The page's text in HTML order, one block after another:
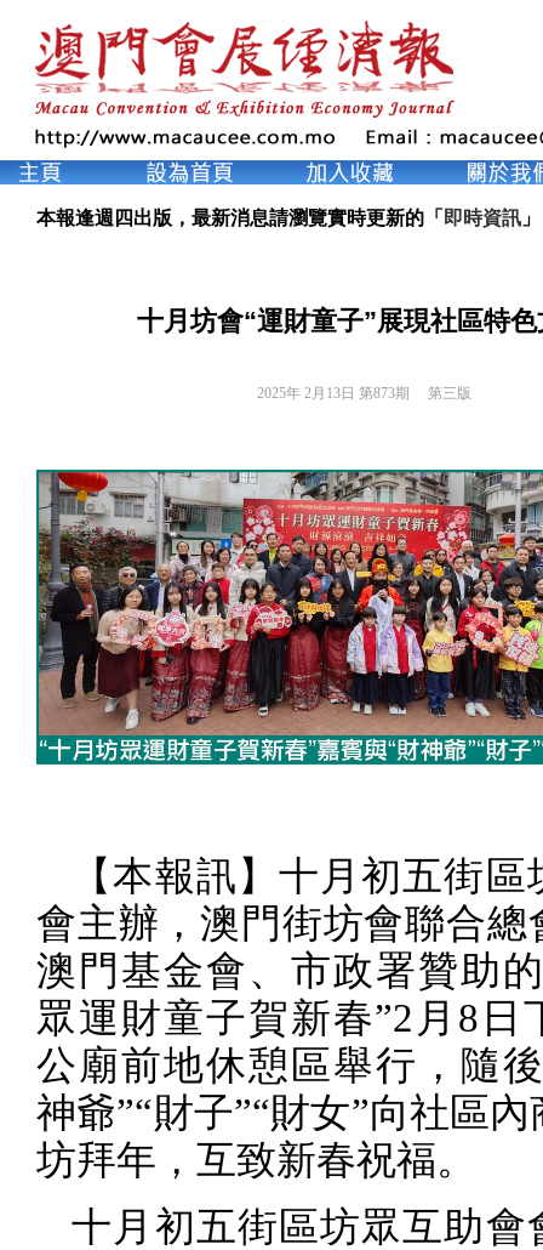
本報逢週四出版，最新消息請瀏覽實時更新的「 即時資訊 」
十月坊會“運財童子”展現社區特
2025年 2月13日 第873期 第三版
【本報訊】十月初五街
會主辦，澳門街坊會聯合總
澳門基金會、市政署贊助
眾運財童子賀新春”2 月 8 日
公廟前地休憩區舉行，隨
神爺”“財子”“財女”向社區
坊拜年，互致新春祝福。
十月初五街區坊眾互助會